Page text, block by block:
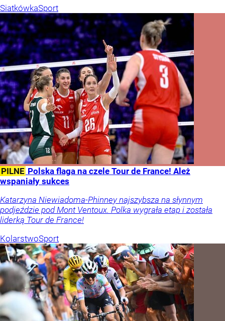
SiatkówkaSport
PILNE Polska flaga na czele Tour de France! Ależ
wspaniały sukces
Katarzyna Niewiadoma-Phinney najszybsza na słynnym
podjeździe pod Mont Ventoux. Polka wygrała etap i została
liderką Tour de France!
KolarstwoSport